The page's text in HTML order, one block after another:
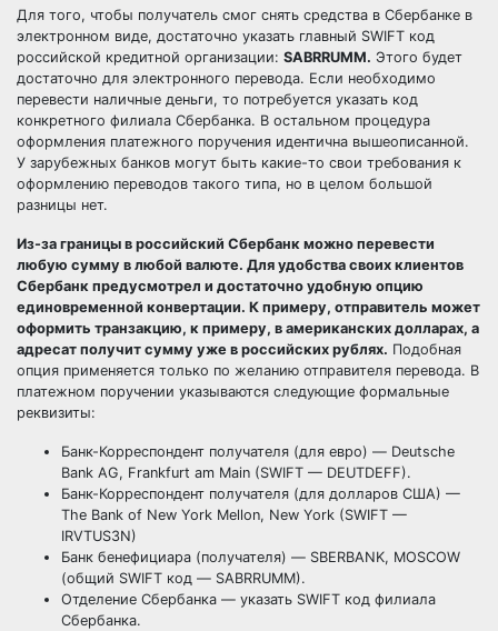
Для того, чтобы получатель смог снять средства в Сбербанке в
электронном виде, достаточно указать главный SWIFT код
российской кредитной организации: SABRRUMM. Этого будет
достаточно для электронного перевода. Если необходимо
перевести наличные деньги, то потребуется указать код
конкретного филиала Сбербанка. В остальном процедура
оформления платежного поручения идентична вышеописанной.
У зарубежных банков могут быть какие-то свои требования к
оформлению переводов такого типа, но в целом большой
разницы нет.
Из-за границы в российский Сбербанк можно перевести
любую сумму в любой валюте. Для удобства своих клиентов
Сбербанк предусмотрел и достаточно удобную опцию
единовременной конвертации. К примеру, отправитель может
оформить транзакцию, к примеру, в американских долларах, а
адресат получит сумму уже в российских рублях. Подобная
опция применяется только по желанию отправителя перевода. В
платежном поручении указываются следующие формальные
реквизиты:
Банк-Корреспондент получателя (для евро) — Deutsche
Bank AG, Frankfurt am Main (SWIFT — DEUTDEFF).
Банк-Корреспондент получателя (для долларов США) —
The Bank of New York Mellon, New York (SWIFT —
IRVTUS3N)
Банк бенефициара (получателя) — SBERBANK, MOSCOW
(общий SWIFT код — SABRRUMM).
Отделение Сбербанка — указать SWIFT код филиала
Сбербанка.